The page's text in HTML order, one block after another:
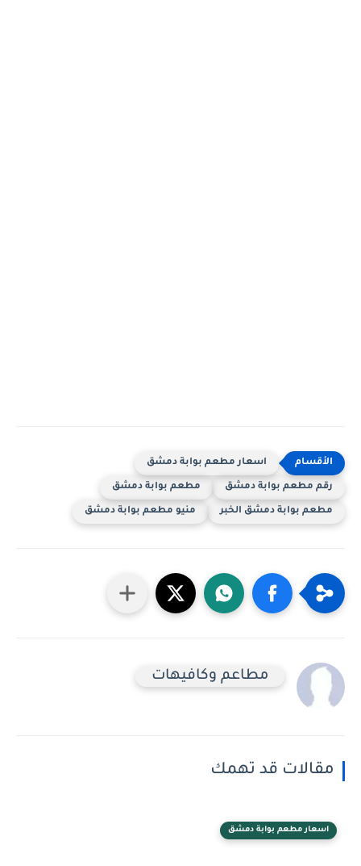
اسعار مطعم بوابة دمشق
رقم مطعم بوابة دمشق مطعم بوابة دمشق
مطعم بوابة دمشق الخبر منيو مطعم بوابة دمشق
مطاعم وكافيهات
مقالات قد تهمك
اسعار مطعم بوابة دمشق